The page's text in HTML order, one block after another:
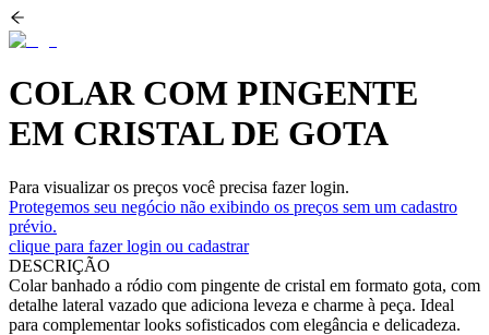
COLAR COM PINGENTE
EM CRISTAL DE GOTA
Para visualizar os preços você precisa fazer login.
Protegemos seu negócio não exibindo os preços sem um cadastro
prévio.
clique para fazer login ou cadastrar
DESCRIÇÃO
Colar banhado a ródio com pingente de cristal em formato gota, com
detalhe lateral vazado que adiciona leveza e charme à peça. Ideal
para complementar looks sofisticados com elegância e delicadeza.